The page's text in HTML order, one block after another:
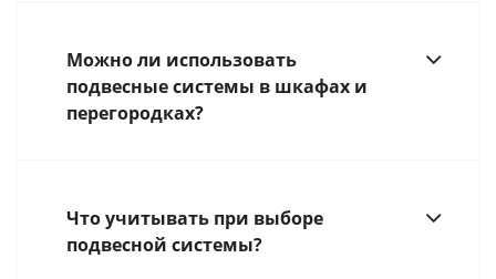
Можно ли использовать
подвесные системы в шкафах и
перегородках?
Что учитывать при выборе
подвесной системы?